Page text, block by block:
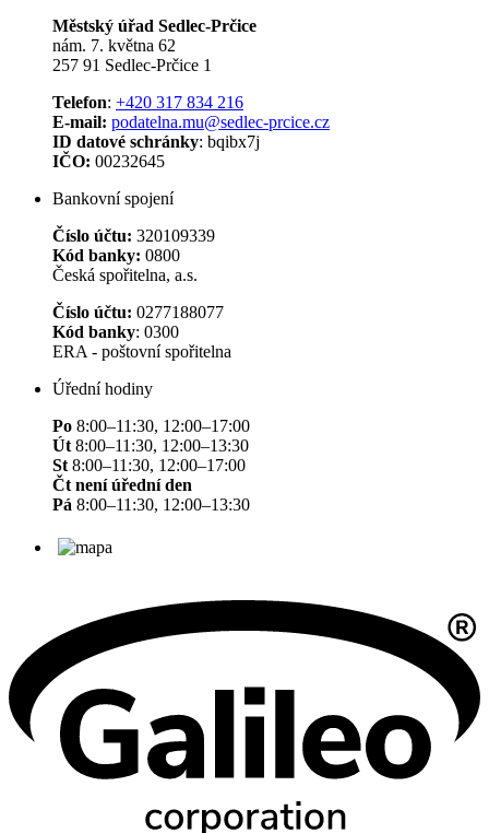
Městský úřad Sedlec-Prčice
nám. 7. května 62
257 91 Sedlec-Prčice 1
Telefon: +420 317 834 216
E-mail: podatelna.mu@sedlec-prcice.cz
ID datové schránky: bqibx7j
IČO: 00232645
Bankovní spojení
Číslo účtu: 320109339
Kód banky: 0800
Česká spořitelna, a.s.
Číslo účtu: 0277188077
Kód banky: 0300
ERA - poštovní spořitelna
Úřední hodiny
Po 8:00–11:30, 12:00–17:00
Út 8:00–11:30, 12:00–13:30
St 8:00–11:30, 12:00–17:00
Čt není úřední den
Pá 8:00–11:30, 12:00–13:30